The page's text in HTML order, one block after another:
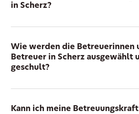
in Scherz?
Wie werden die Betreuerinnen
Betreuer in Scherz ausgewählt
geschult?
Kann ich meine